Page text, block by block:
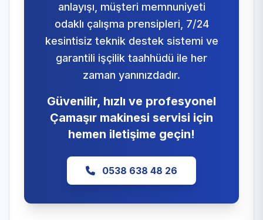
anlayışı, müşteri memnuniyeti
odaklı çalışma prensipleri, 7/24
kesintisiz teknik destek sistemi ve
garantili işçilik taahhüdü ile her
zaman yanınızdadır.
Güvenilir, hızlı ve profesyonel
Çamaşır makinesi servisi için
hemen iletişime geçin!
0538 638 48 26